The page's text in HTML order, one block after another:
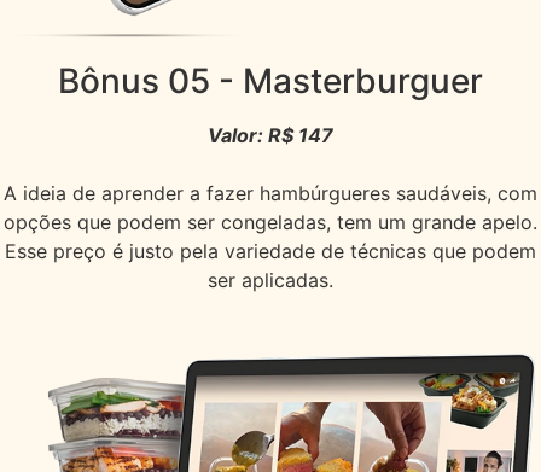
Bônus 05 - Masterburguer
Valor: R$ 147
A ideia de aprender a fazer hambúrgueres saudáveis, com
opções que podem ser congeladas, tem um grande apelo.
Esse preço é justo pela variedade de técnicas que podem
ser aplicadas.